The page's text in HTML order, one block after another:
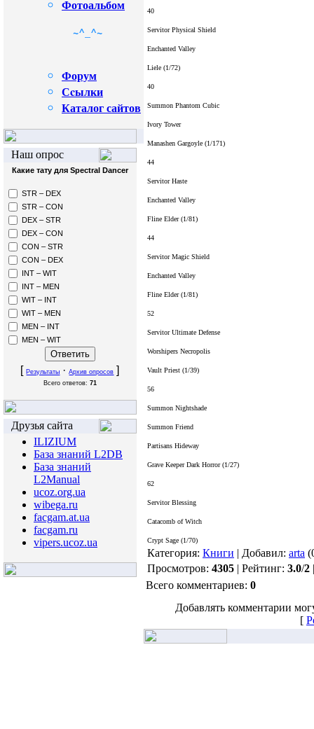
Фотоальбом
~^_^~
Форум
Сcылки
Каталог сайтов
Наш опрос
Какие тату для Spectral Dancer
STR – DEX
STR – CON
DEX – STR
DEX – CON
CON – STR
CON – DEX
INT – WIT
INT – MEN
WIT – INT
WIT – MEN
MEN – INT
MEN – WIT
[Результаты ·Архив опросов ]
Всего ответов: 71
Друзья сайта
ILIZIUM
База знаний L2DB
База знаний
L2Manual
ucoz.org.ua
wibega.ru
facgam.at.ua
facgam.ru
vipers.ucoz.ua
40
Servitor Physical Shield
Enchanted Valley
Liele (1/72)
40
Summon Phantom Cubic
Ivory Tower
Manashen Gargoyle (1/171)
44
Servitor Haste
Enchanted Valley
Fline Elder(1/81)
44
Servitor Magic Shield
Enchanted Valley
Fline Elder(1/81)
52
Servitor Ultimate Defense
Worshipers Necropolis
Vault Priest (1/39)
56
Summon Nightshade
Summon Friend
Partisans Hideway
Grave Keeper Dark Horror(1/27)
62
Servitor Blessing
Catacomb of Witch
Crypt Sage (1/70)
Категория: Книги | Добавил: arta
Просмотров: 4305 | Рейтинг: 3.0/2
Всего комментариев: 0
Добавлять комментарии
[